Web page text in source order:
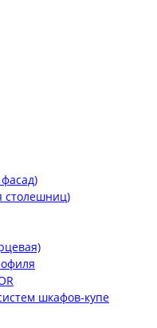
столешниц)
шкафов-купе